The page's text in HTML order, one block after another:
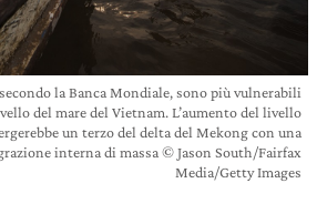
la Banca Mondiale, sono più vulnerabili
del mare del Vietnam. L’aumento del livello
un terzo del delta del Mekong con una
interna di massa © Jason South/Fairfax
Media/Getty Images